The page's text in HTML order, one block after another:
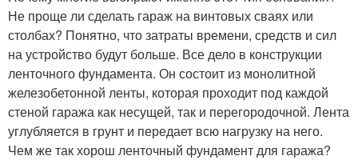
Не проще ли сделать гараж на винтовых сваях или
столбах? Понятно, что затраты времени, средств и сил
на устройство будут больше. Все дело в конструкции
ленточного фундамента. Он состоит из монолитной
железобетонной ленты, которая проходит под каждой
стеной гаража как несущей, так и перегородочной. Лента
углубляется в грунт и передает всю нагрузку на него.
Чем же так хорош ленточный фундамент для гаража?